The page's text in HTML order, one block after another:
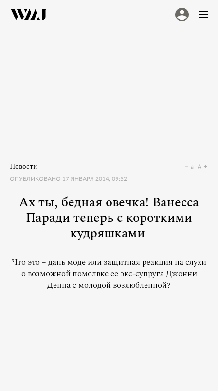
Новости
ОПУБЛИКОВАНО 17 ЯНВАРЯ 2014, 09:52
a A
Ах ты, бедная овечка! Ванесса
Паради теперь с короткими
кудряшками
Что это – дань моде или защитная реакция на слухи
о возможной помолвке ее экс-супруга Джонни
Деппа с молодой возлюбленной?